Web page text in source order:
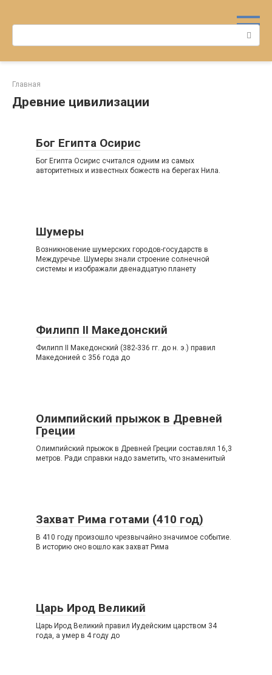
Поиск:
Главная
Древние цивилизации
Бог Египта Осирис
Бог Египта Осирис считался одним из самых
авторитетных и известных божеств на берегах Нила.
Шумеры
Возникновение шумерских городов-государств в
Междуречье. Шумеры знали строение солнечной
системы и изображали двенадцатую планету
Филипп II Македонский
Филипп II Македонский (382-336 гг. до н. э.) правил
Македонией с 356 года до
Олимпийский прыжок в Древней
Греции
Олимпийский прыжок в Древней Греции составлял 16,3
метров. Ради справки надо заметить, что знаменитый
Захват Рима готами (410 год)
В 410 году произошло чрезвычайно значимое событие.
В историю оно вошло как захват Рима
Царь Ирод Великий
Царь Ирод Великий правил Иудейским царством 34
года, а умер в 4 году до